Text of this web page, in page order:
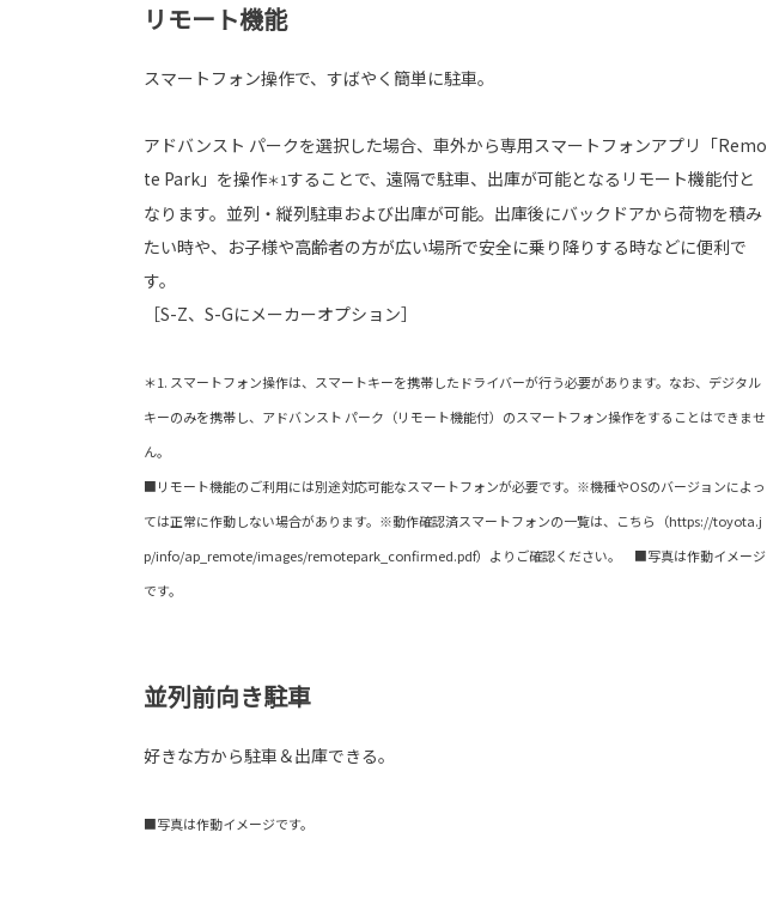
リモート機能
スマートフォン操作で、すばやく簡単に駐車。
アドバンスト パークを選択した場合、車外から専用スマートフォンアプリ「Remo
te Park」を操作＊1することで、遠隔で駐車、出庫が可能となるリモート機能付と
なります。並列・縦列駐車および出庫が可能。出庫後にバックドアから荷物を積み
たい時や、お子様や高齢者の方が広い場所で安全に乗り降りする時などに便利で
す。
［S-Z、S-Gにメーカーオプション］
＊1. スマートフォン操作は、スマートキーを携帯したドライバーが行う必要があります。なお、デジタル
キーのみを携帯し、アドバンスト パーク（リモート機能付）のスマートフォン操作をすることはできませ
ん。
■リモート機能のご利用には別途対応可能なスマートフォンが必要です。※機種やOSのバージョンによっ
ては正常に作動しない場合があります。※動作確認済スマートフォンの一覧は、こちら（https://toyota.j
p/info/ap_remote/images/remotepark_confirmed.pdf）よりご確認ください。 ■写真は作動イメージ
です。
並列前向き駐車
好きな方から駐車＆出庫できる。
■写真は作動イメージです。